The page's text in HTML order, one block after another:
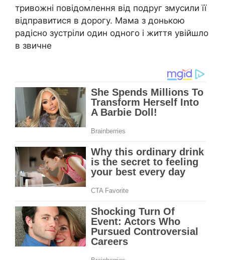
тривожні повідомлення від подруг змусили її
відправитися в дорогу. Мама з донькою
радісно зустріли один одного і життя увійшло
в звичне